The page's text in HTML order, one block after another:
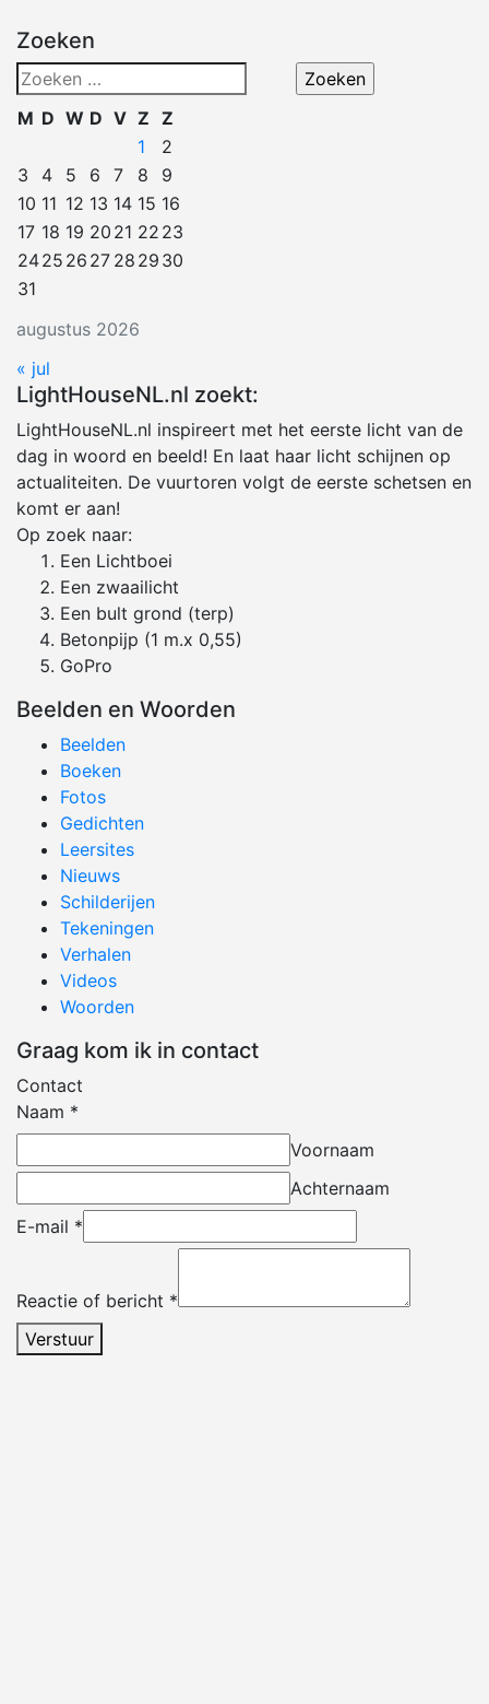
Zoeken
Zoeken
naar:
augustus 2026
M D W D V Z Z
1
2
3
4 5 6 7 8
9
10 11 12 13 14 15 16
17 18 19 20 21 22 23
2425 26 27 28 29 30
31
« jul
LightHouseNL.nl zoekt:
LightHouseNL.nl inspireert met het eerste licht van de
dag in woord en beeld! En laat haar licht schijnen op
actualiteiten. De vuurtoren volgt de eerste schetsen en
komt er aan!
Op zoek naar:
Een Lichtboei
Een zwaailicht
Een bult grond (terp)
Betonpijp (1 m.x 0,55)
GoPro
Beelden en Woorden
Beelden
Boeken
Fotos
Gedichten
Leersites
Nieuws
Schilderijen
Tekeningen
Verhalen
Videos
Woorden
Graag kom ik in contact
Contact
Naam *
Voornaam
Achternaam
E-mail *
Reactie of bericht *
Verstuur